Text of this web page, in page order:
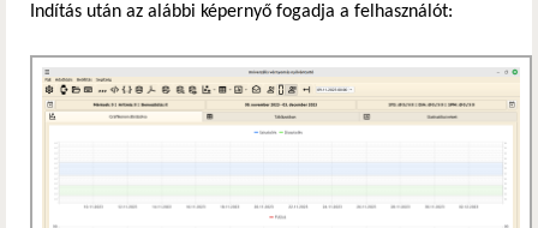
Indítás után az alábbi képernyő fogadja a felhasználót: